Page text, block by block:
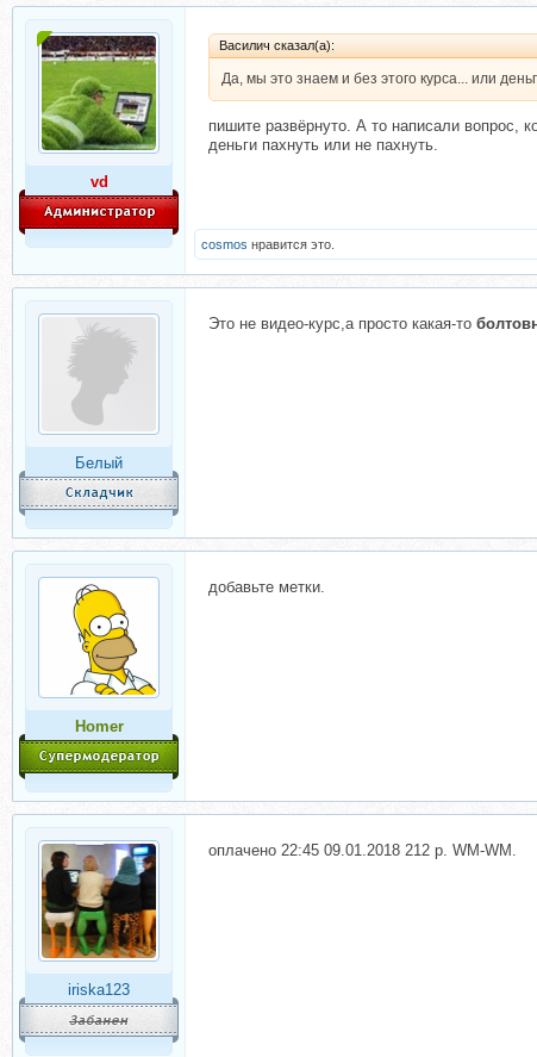
vd
Василич сказал(а):
Да, мы это знаем и без этого курса... или
пишите развёрнуто. А то написали вопрос,
деньги пахнуть или не пахнуть.
cosmos нравится это.
Белый
Это не видео-курс,а просто какая-то
Homer
добавьте метки.
iriska123
оплачено 22:45 09.01.2018 212 р. WM-WM.